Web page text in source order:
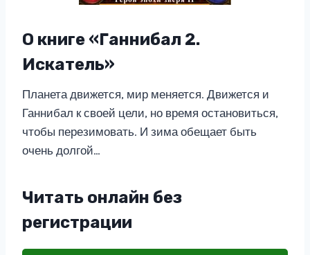
О книге «Ганнибал 2.
Искатель»
Планета движется, мир меняется. Движется и
Ганнибал к своей цели, но время остановиться,
чтобы перезимовать. И зима обещает быть
очень долгой…
Читать онлайн без
регистрации